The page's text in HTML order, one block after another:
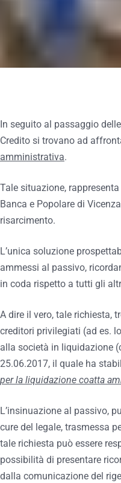
In seguito al passaggio
Credito si trovano ad
amministrativa.
Tale situazione,
Banca e Popolare di
risarcimento.
L’unica soluzione
ammessi al passivo,
in coda rispetto a tutti gli
A dire il vero, tale richiesta,
creditori privilegiati (ad es.
alla società in liquidazione
25.06.2017, il quale ha
per la liquidazione coatta
L’insinuazione al passivo,
cure del legale, trasmessa
tale richiesta può essere
possibilità di presentare
dalla comunicazione del